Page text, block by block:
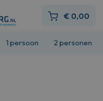
€0,00
1 persoon 2 personen